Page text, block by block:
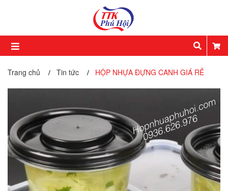
Trang chủ / Tin tức / HỘP NHỰA ĐỰNG CANH GIÁ RẺ